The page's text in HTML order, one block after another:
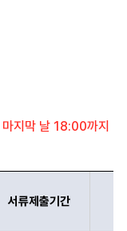
마지막 날 18:00까지
서류제출기간